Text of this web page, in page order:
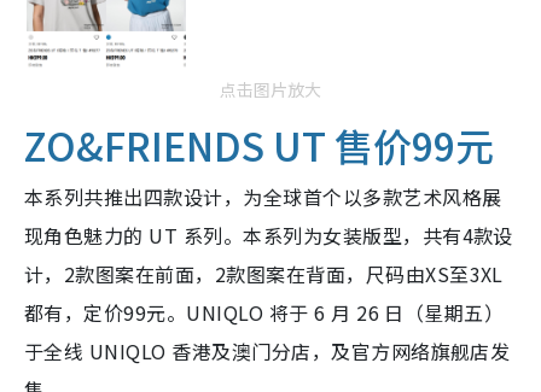
点击图片放大
ZO&FRIENDS UT 售价99元
本系列共推出四款设计，为全球首个以多款艺术风格展
现角色魅力的 UT 系列。本系列为女装版型，共有4款设
计，2款图案在前面，2款图案在背面，尺码由XS至3XL
都有，定价99元。UNIQLO 将于 6 月 26 日（星期五）
于全线 UNIQLO 香港及澳门分店，及官方网络旗舰店发